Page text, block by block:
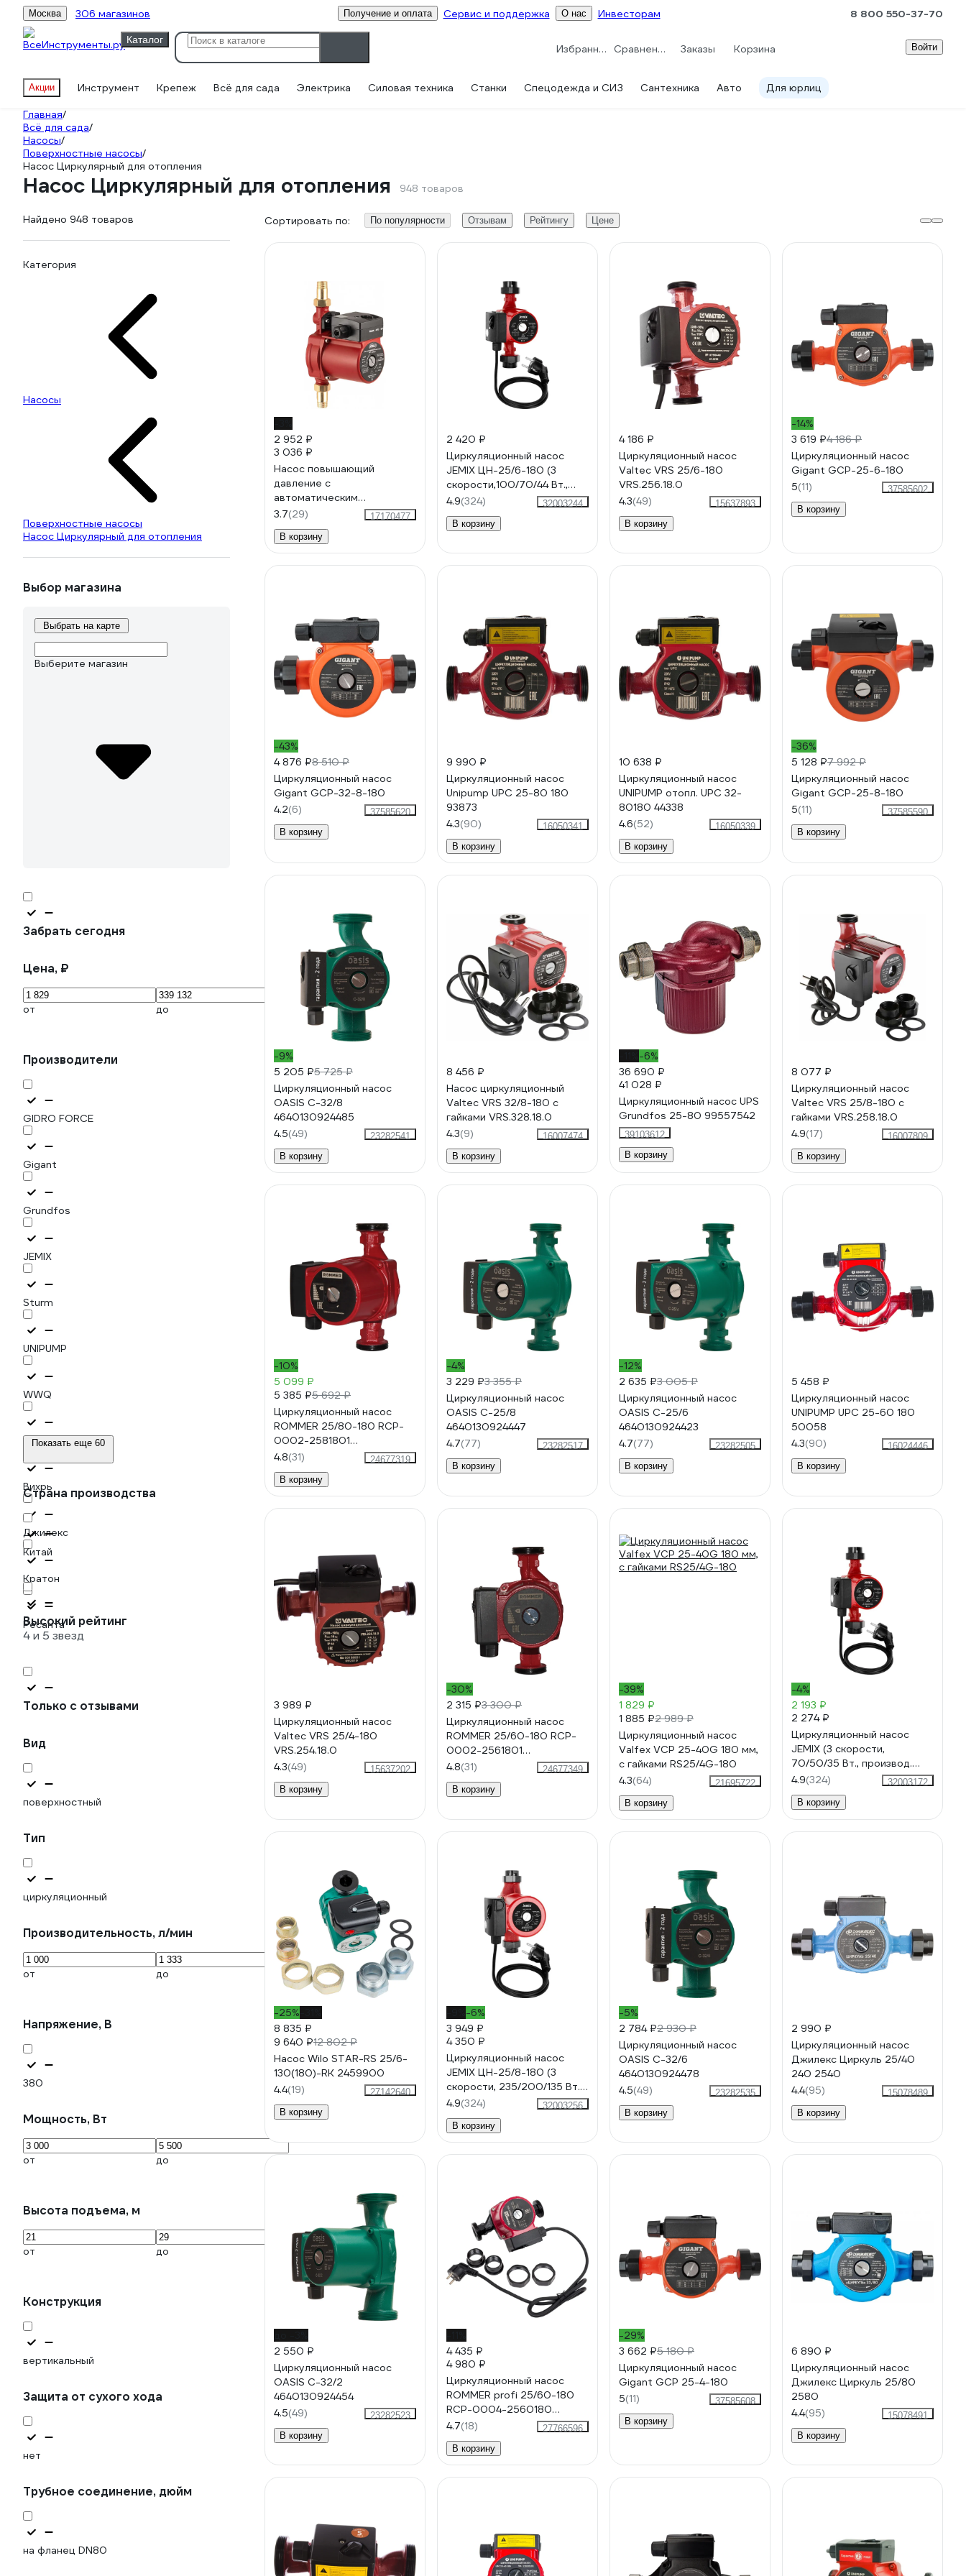
Москва 306 магазинов Получение и оплата Сервис и поддержка О нас Инвесторам 8 800 550-37-70
Каталог
Избранное Сравнение Заказы Корзина Войти
Акции Инструмент Крепеж Всё для сада Электрика Силовая техника Станки Спецодежда и СИЗ Сантехника Авто Для юрлиц
Главная/
Всё для сада/
Насосы/
Поверхностные насосы/
Насос Циркулярный для отопления
Насос Циркулярный для отопления 948 товаров
Найдено 948 товаров
Категория
Насосы
Поверхностные насосы
Насос Циркулярный для отопления
Выбор магазина
Выбрать на карте
Выберите магазин
Забрать сегодня
Цена, ₽
от до
Производители
GIDRO FORCE
Gigant
Grundfos
JEMIX
Sturm
UNIPUMP
WWQ
Беламос
Вихрь
Джилекс
Кратон
Ресанта
Показать еще 60
Страна производства
Китай
Высокий рейтинг
4 и 5 звезд
Только с отзывами
Вид
поверхностный
Тип
циркуляционный
Производительность, л/мин
от до
Напряжение, В
380
Мощность, Вт
от до
Высота подъема, м
от до
Конструкция
вертикальный
Защита от сухого хода
нет
Трубное соединение, дюйм
на фланец DN80
Сортировать по: По популярности Отзывам Рейтингу Цене
2 952 ₽
3 036 ₽
Насос повышающий
давление с
автоматическим
включением JEMIX мокрый
ротор WP-15/9-25 87560
3.7(29)
17170477
В корзину
2 420 ₽
Циркуляционный насос
JEMIX ЦН-25/6-180 (3
скорости,100/70/44 Вт.,
производ. 60/45/26 л/мин.)
4.9(324)
32003244
В корзину
4 186 ₽
Циркуляционный насос
Valtec VRS 25/6-180
VRS.256.18.0
4.3(49)
15637893
В корзину
-14%
3 619 ₽4 186 ₽
Циркуляционный насос
Gigant GСP-25-6-180
5(11)
37585602
В корзину
-43%
4 876 ₽8 510 ₽
Циркуляционный насос
Gigant GСP-32-8-180
4.2(6)
37585620
В корзину
9 990 ₽
Циркуляционный насос
Unipump UPС 25-80 180
93873
4.3(90)
16050341
В корзину
10 638 ₽
Циркуляционный насос
UNIPUMP отопл. UPС 32-
80180 44338
4.6(52)
16050339
В корзину
-36%
5 128 ₽7 992 ₽
Циркуляционный насос
Gigant GСP-25-8-180
5(11)
37585590
В корзину
-9%
5 205 ₽5 725 ₽
Циркуляционный насос
OASIS C-32/8
4640130924485
4.5(49)
23282541
В корзину
8 456 ₽
Насос циркуляционный
Valtec VRS 32/8-180 с
гайками VRS.328.18.0
4.3(9)
16007474
В корзину
-6%
36 690 ₽
41 028 ₽
Циркуляционный насос UPS
Grundfos 25-80 99557542
39103612
В корзину
8 077 ₽
Циркуляционный насос
Valtec VRS 25/8-180 с
гайками VRS.258.18.0
4.9(17)
16007809
В корзину
-10%
5 099 ₽
5 385 ₽5 692 ₽
Циркуляционный насос
ROMMER 25/80-180 RCP-
0002-2581801
RG0090BRVGR7HS
4.8(31)
24677319
В корзину
-4%
3 229 ₽3 355 ₽
Циркуляционный насос
OASIS C-25/8
4640130924447
4.7(77)
23282517
В корзину
-12%
2 635 ₽3 005 ₽
Циркуляционный насос
OASIS C-25/6
4640130924423
4.7(77)
23282505
В корзину
5 458 ₽
Циркуляционный насос
UNIPUMP UPС 25-60 180
50058
4.3(90)
16024446
В корзину
3 989 ₽
Циркуляционный насос
Valtec VRS 25/4-180
VRS.254.18.0
4.3(49)
15637202
В корзину
-30%
2 315 ₽3 300 ₽
Циркуляционный насос
ROMMER 25/60-180 RCP-
0002-2561801
RG0090BRV86TGQ
4.8(31)
24677349
В корзину
-39%
1 829 ₽
1 885 ₽2 989 ₽
Циркуляционный насос
Valfex VCP 25-40G 180 мм,
с гайками RS25/4G-180
4.3(64)
21695722
В корзину
-4%
2 193 ₽
2 274 ₽
Циркуляционный насос
JEMIX (3 скорости,
70/50/35 Вт., производ.
50/35/22 л/мин.) ЦН-25/4-
180
4.9(324)
32003172
В корзину
-25%
8 835 ₽
9 640 ₽12 802 ₽
Насос Wilo STAR-RS 25/6-
130(180)-RK 2459900
4.4(19)
27142640
В корзину
-6%
3 949 ₽
4 350 ₽
Циркуляционный насос
JEMIX ЦН-25/8-180 (3
скорости, 235/200/135 Вт.,
производ. 120/77/45 л/мин.)
4.9(324)
32003256
В корзину
-5%
2 784 ₽2 930 ₽
Циркуляционный насос
OASIS C-32/6
4640130924478
4.5(49)
23282535
В корзину
2 990 ₽
Циркуляционный насос
Джилекс Циркуль 25/40
240 2540
4.4(95)
15078489
В корзину
2 550 ₽
Циркуляционный насос
OASIS C-32/2
4640130924454
4.5(49)
23282523
В корзину
4 435 ₽
4 980 ₽
Циркуляционный насос
ROMMER profi 25/60-180
RCP-0004-2560180
RG0091N6E5OL6F
4.7(18)
27766596
В корзину
-29%
3 662 ₽5 180 ₽
Циркуляционный насос
Gigant GCP 25-4-180
5(11)
37585608
В корзину
6 890 ₽
Циркуляционный насос
Джилекс Циркуль 25/80
2580
4.4(95)
15078491
В корзину